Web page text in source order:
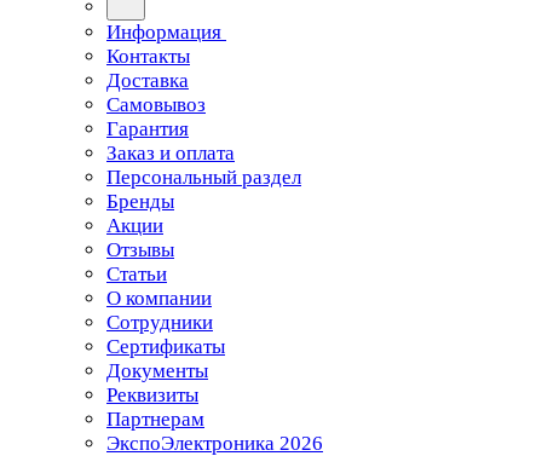
Информация
Контакты
Доставка
Самовывоз
Гарантия
Заказ и оплата
Персональный раздел
Бренды
Акции
Отзывы
Статьи
О компании
Сотрудники
Сертификаты
Документы
Реквизиты
Партнерам
ЭкспоЭлектроника 2026